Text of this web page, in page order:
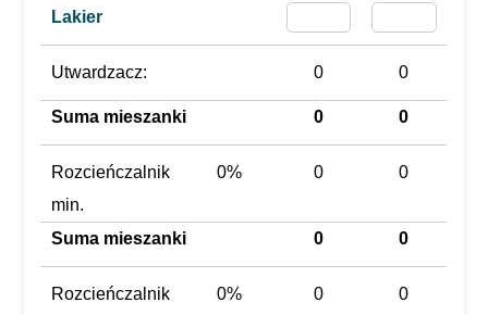
Lakier
Utwardzacz: 0 0
Suma mieszanki 0 0
Rozcieńczalnik
min.
0% 0 0
Suma mieszanki 0 0
Rozcieńczalnik
0% 0 0